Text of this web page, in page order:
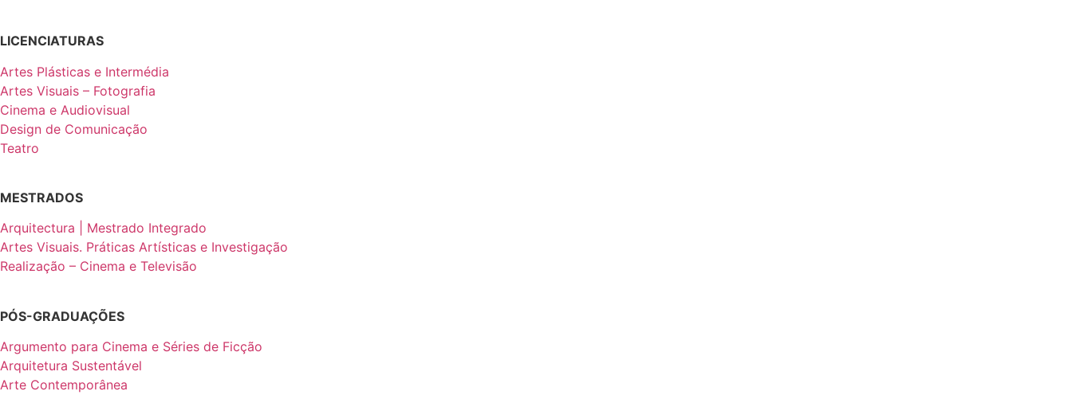
LICENCIATURAS
Artes Plásticas e Intermédia
Artes Visuais – Fotografia
Cinema e Audiovisual
Design de Comunicação
Teatro
MESTRADOS
Arquitectura | Mestrado Integrado
Artes Visuais. Práticas Artísticas e Investigação
Realização – Cinema e Televisão
PÓS-GRADUAÇÕES
Argumento para Cinema e Séries de Ficção
Arquitetura Sustentável
Arte Contemporânea